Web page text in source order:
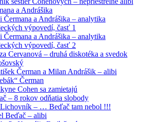
a Andrášika
Čermana a Andrášika – analytika
výpovedí, časť 1
Čermana a Andrášika – analytika
výpovedí, časť 2
Cervanová – druhá diskotéka a svedok
Čerman a Milan Andrášik – alibi
Čerman
Cohen sa zamietajú
– 8 rokov odňatia slobody
– … Beďač tam nebol !!!
Beďač – alibi